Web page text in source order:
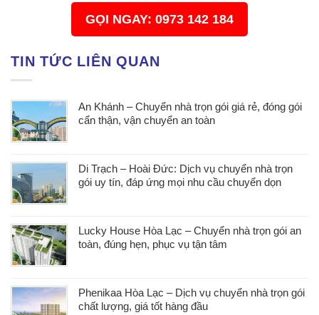
GỌI NGAY: 0973 142 184
TIN TỨC LIÊN QUAN
An Khánh – Chuyển nhà trọn gói giá rẻ, đóng gói
cẩn thận, vận chuyển an toàn
Di Trạch – Hoài Đức: Dịch vụ chuyển nhà trọn
gói uy tín, đáp ứng mọi nhu cầu chuyển dọn
Lucky House Hòa Lạc – Chuyển nhà trọn gói an
toàn, đúng hẹn, phục vụ tận tâm
Phenikaa Hòa Lạc – Dịch vụ chuyển nhà trọn gói
chất lượng, giá tốt hàng đầu